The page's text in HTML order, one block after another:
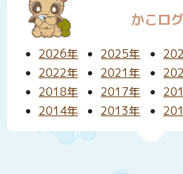
かこロ
2026年 2025年
2022年
2021年
2018年
2017年
2014年
2013年